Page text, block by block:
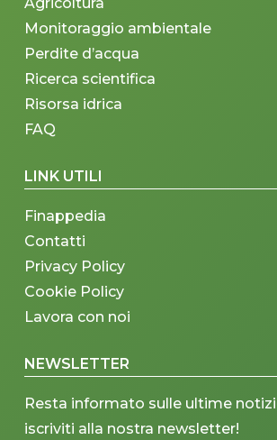
Monitoraggio ambientale
Perdite d’acqua
Ricerca scientifica
Risorsa idrica
FAQ
LINK UTILI
Finappedia
Contatti
Privacy Policy
Cookie Policy
Lavora con noi
NEWSLETTER
Resta informato sulle ultime
iscriviti alla nostra newsletter!